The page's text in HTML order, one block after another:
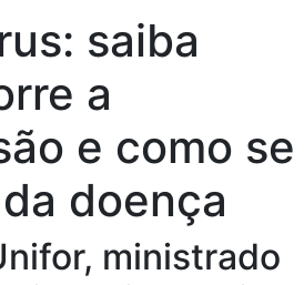
saiba
a
e como se
doença
ministrado